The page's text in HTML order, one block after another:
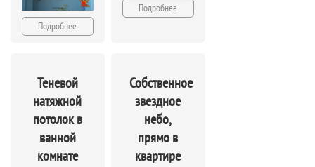
Подробнее
Подробнее
Теневой
натяжной
потолок в
ванной
комнате
Собственное
звездное
небо,
прямо в
квартире